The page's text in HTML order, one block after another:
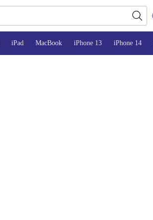
iPad MacBook iPhone 13 iPhone 14